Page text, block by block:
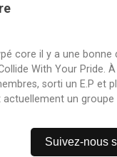
core il y a une
With Your Pride.
sorti un E.P et
un
Suivez-nous